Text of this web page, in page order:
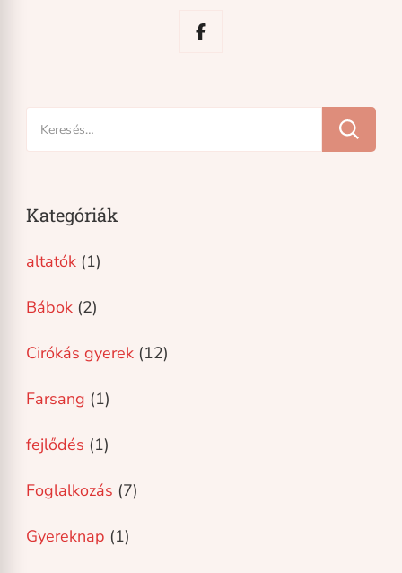
Keresés:
Kategóriák
altatók (1)
Bábok (2)
Cirókás gyerek (12)
Farsang (1)
fejlődés (1)
Foglalkozás (7)
Gyereknap (1)